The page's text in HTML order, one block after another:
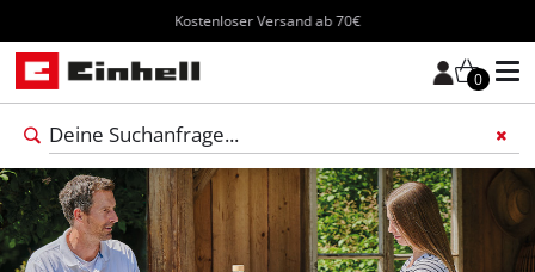
Kostenloser Versand ab 70€
0